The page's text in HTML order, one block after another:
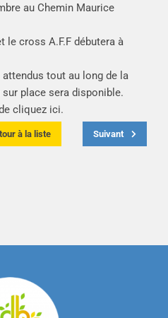
au Chemin Maurice
le cross A.F.F débutera à
tout au long de la
place sera disponible.
cliquez ici.
à la liste Suivant